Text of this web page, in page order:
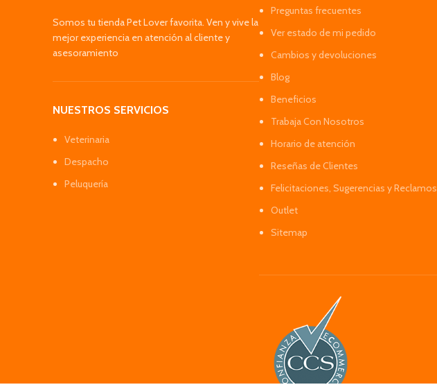
Somos tu tienda Pet Lover favorita. Ven y vive la
mejor experiencia en atención al cliente y
asesoramiento
NUESTROS SERVICIOS
Veterinaria
Despacho
Peluquería
Preguntas frecuentes
Ver estado de mi pedido
Cambios y devoluciones
Blog
Beneficios
Trabaja Con Nosotros
Horario de atención
Reseñas de Clientes
Felicitaciones, Sugerencias y Reclamos
Outlet
Sitemap